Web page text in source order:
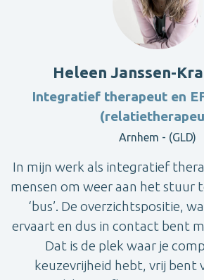
Heleen Janssen-
Integratief therapeut en
Arnhem - (GLD)
In mijn werk als integratief
mensen om weer aan het stuur
‘bus’. De overzichtspositie,
ervaart en dus in contact bent
Dat is de plek waar je
keuzevrijheid hebt, vrij bent